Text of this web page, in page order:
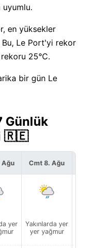
en yüksekler
Bu, Le Port'yi rekor
25°C.
bir gün Le
Günlük
🇷🇪
Ağu
yer
Cmt 8. Ağu
Yakınlarda yer
yer yağmur